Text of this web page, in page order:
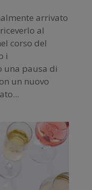
arrivato
al
corso del
i
una pausa di
un nuovo